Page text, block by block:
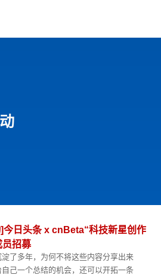
]今日头条 x cnBeta“科技新星创作
员招募
淀了多年，为何不将这些内容分享出来
自己一个总结的机会，还可以开拓一条